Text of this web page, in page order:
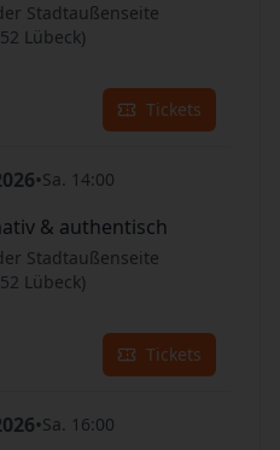
Stadtaußenseite
Lübeck)
Tickets
•Sa. 14:00
& authentisch
Stadtaußenseite
Lübeck)
Tickets
•Sa. 16:00